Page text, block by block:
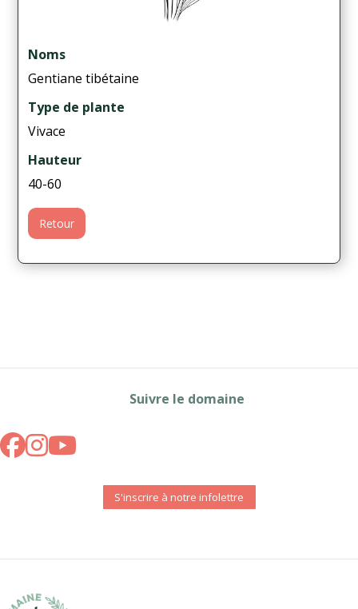
Noms
Gentiane tibétaine
Type de plante
Vivace
Hauteur
40-60
Retour
Suivre le domaine
S'inscrire à notre infolettre